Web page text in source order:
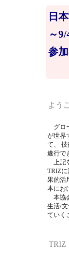
日
～
参
よう
グロ
が世界
て、
遂行で
上記
TRIZに
果的活
本にお
本協
生活/
ていく
TRIZ